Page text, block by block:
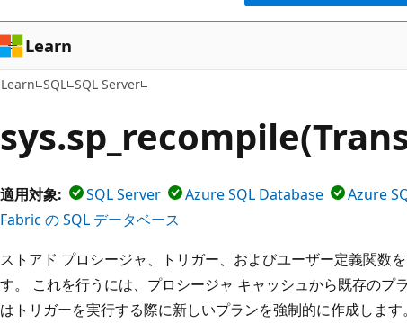
ン
ツ
に
ス
ッ
Learn
Learn SQL SQL Server
適用対象: SQL Server Azure SQL Database Azure
Fabric の SQL データベース
ストアド プロシージャ、トリガー、およびユーザー定義関数
す。 これを行うには、プロシージャ キャッシュから既存のプ
はトリガーを実行する際に新しいプランを強制的に作成しま